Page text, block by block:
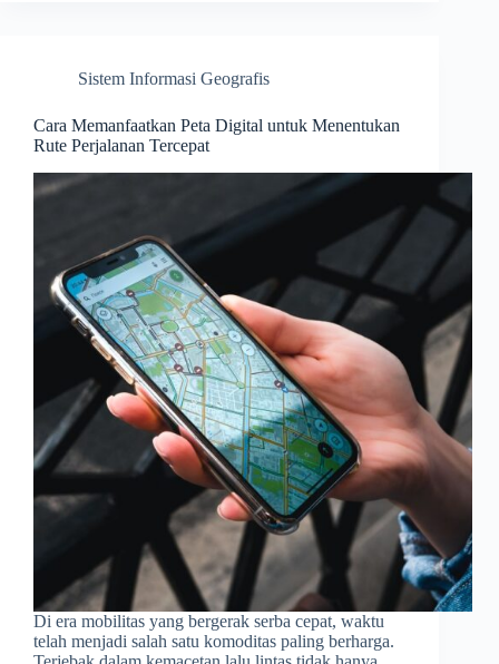
Sistem Informasi Geografis
Cara Memanfaatkan Peta Digital untuk Menentukan
Rute Perjalanan Tercepat
Di era mobilitas yang bergerak serba cepat, waktu
telah menjadi salah satu komoditas paling berharga.